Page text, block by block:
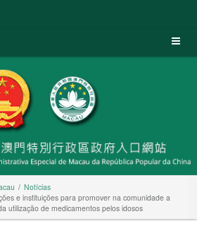
Notícias
e instituições para promover na comunidade a
utilização de medicamentos pelos idosos